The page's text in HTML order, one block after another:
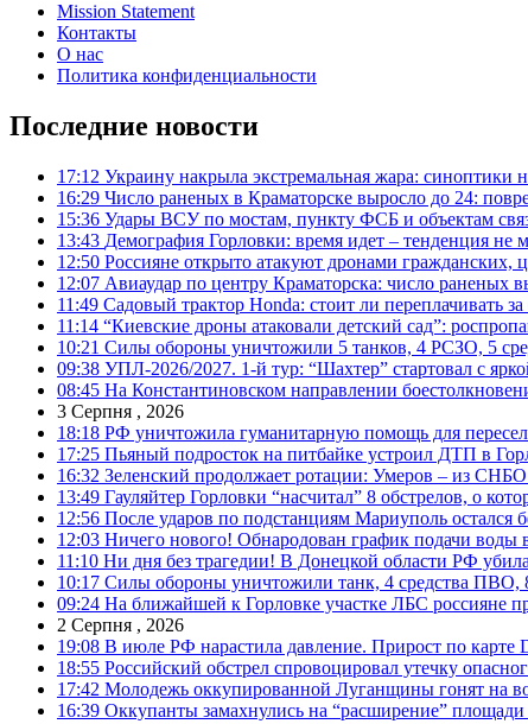
Mission Statement
Контакты
О нас
Политика конфиденциальности
Последние новости
17:12 Украину накрыла экстремальная жара: синоптики
16:29 Число раненых в Краматорске выросло до 24:
15:36 Удары ВСУ по мостам, пункту ФСБ и объектам
13:43 Демография Горловки: время идет – тенденция не
12:50 Россияне открыто атакуют дронами гражданских,
12:07 Авиаудар по центру Краматорска: число раненых
11:49 Садовый трактор Honda: стоит ли переплачивать за
11:14 “Киевские дроны атаковали детский сад”:
10:21 Силы обороны уничтожили 5 танков, 4 РСЗО, 5
09:38 УПЛ-2026/2027. 1-й тур: “Шахтер” стартовал с
08:45 На Константиновском направлении
3 Серпня , 2026
18:18 РФ уничтожила гуманитарную помощь для
17:25 Пьяный подросток на питбайке устроил ДТП в
16:32 Зеленский продолжает ротации: Умеров – из
13:49 Гауляйтер Горловки “насчитал” 8 обстрелов, о
12:56 После ударов по подстанциям Мариуполь остался
12:03 Ничего нового! Обнародован график подачи воды
11:10 Ни дня без трагедии! В Донецкой области РФ
10:17 Силы обороны уничтожили танк, 4 средства ПВО,
09:24 На ближайшей к Горловке участке ЛБС россияне
2 Серпня , 2026
19:08 В июле РФ нарастила давление. Прирост по карте
18:55 Российский обстрел спровоцировал утечку
17:42 Молодежь оккупированной Луганщины гонят на
16:39 Оккупанты замахнулись на “расширение”